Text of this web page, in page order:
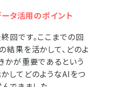
ータ活用のポイント
回です。ここまでの回
結果を活かして、どのよ
かが重要であるという
してどのようなAIをつ